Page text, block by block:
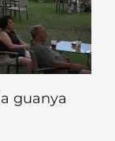
guanya